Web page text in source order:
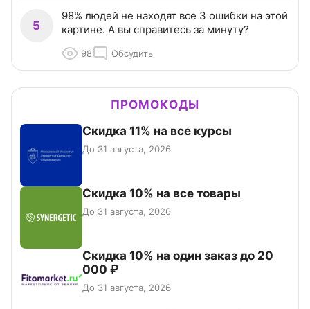
5
98% людей не находят все 3 ошибки на этой
картине. А вы справитесь за минуту?
98 Обсудить
ПРОМОКОДЫ
Скидка 11% на все курсы
До 31 августа, 2026
Скидка 10% на все товары
До 31 августа, 2026
Скидка 10% на один заказ до 20
000 ₽
До 31 августа, 2026